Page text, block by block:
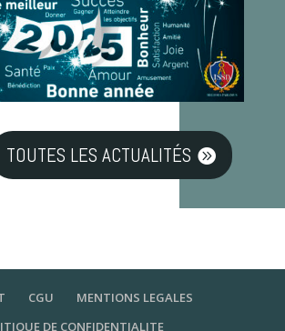
TOUTES LES ACTUALITÉS
CGU
MENTIONS LEGALES
DE CONFIDENTIALITE